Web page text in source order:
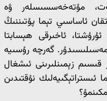
مۇتەخەسسىسلەر ۋە
ئاساسىي تېما پۇتىننىڭ
ئاخىرقى ھېسابتا
مەسىلىسىدۇر. گەرچە رۇسىيە
قىسىم زېمىنلىرىنى ئىشغال
ئىستراتېگىيەلىك نۇقتىدىن